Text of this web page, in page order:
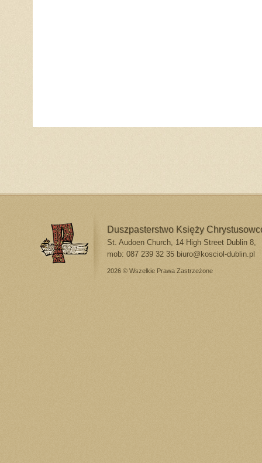
Duszpasterstwo Księży
St. Audoen Church, 14 High Street Dublin 8,
mob: 087 239 32 35 biuro@kosciol-dublin.pl
2026 © Wszelkie Prawa Zastrzeżone